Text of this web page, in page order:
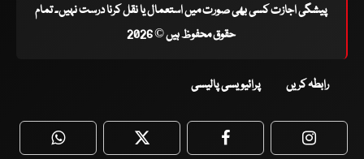
پیشگی اجازت کسی بھی صورت میں استعمال یا نقل کرنا درست نہیں۔ تمام
حقوق محفوظ ہیں © 2026
رابطہ کریں پرائیویسی پالیسی
WhatsApp Twitter Facebook